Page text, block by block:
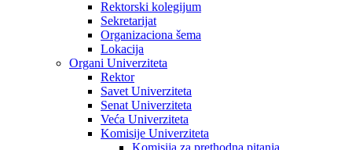
Rektorski kolegijum
Sekretarijat
Organizaciona šema
Lokacija
Organi Univerziteta
Rektor
Savet Univerziteta
Senat Univerziteta
Veća Univerziteta
Komisije Univerziteta
Komisija za prethodna pitanja